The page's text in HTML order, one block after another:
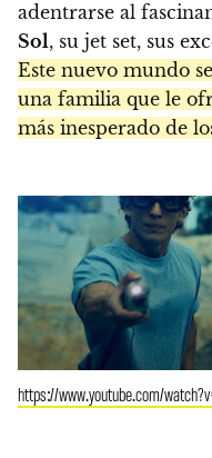
adentrarse al
Sol, su jet set, sus
Este nuevo mundo
una familia que le
más inesperado de
https://www.youtube.com/